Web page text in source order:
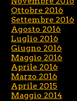
Ottobre 2016
Settembre 2016
Agosto 2016
Luglio 2016
Giugno 2016
Maggio 2016
Aprile 2016
Marzo 2016
Aprile 2015
Maggio 2014